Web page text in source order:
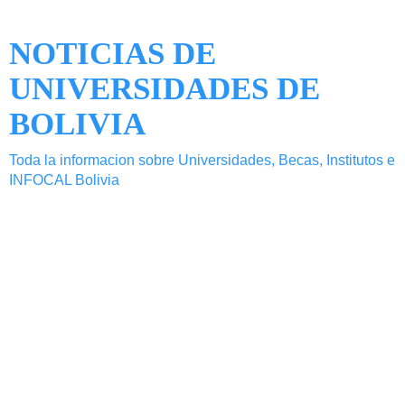
NOTICIAS DE
UNIVERSIDADES DE
BOLIVIA
Toda la informacion sobre Universidades, Becas, Institutos e
INFOCAL Bolivia